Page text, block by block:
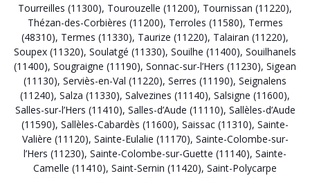
Tourreilles (11300), Tourouzelle (11200), Tournissan (11220),
Thézan-des-Corbières (11200), Terroles (11580), Termes
(48310), Termes (11330), Taurize (11220), Talairan (11220),
Soupex (11320), Soulatgé (11330), Souilhe (11400), Souilhanels
(11400), Sougraigne (11190), Sonnac-sur-l’Hers (11230), Sigean
(11130), Serviès-en-Val (11220), Serres (11190), Seignalens
(11240), Salza (11330), Salvezines (11140), Salsigne (11600),
Salles-sur-l’Hers (11410), Salles-d’Aude (11110), Sallèles-d’Aude
(11590), Sallèles-Cabardès (11600), Saissac (11310), Sainte-
Valière (11120), Sainte-Eulalie (11170), Sainte-Colombe-sur-
l’Hers (11230), Sainte-Colombe-sur-Guette (11140), Sainte-
Camelle (11410), Saint-Sernin (11420), Saint-Polycarpe